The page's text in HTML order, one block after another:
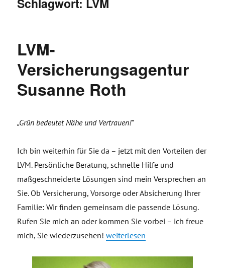
Schlagwort: LVM
LVM-
Versicherungsagentur
Susanne Roth
„Grün bedeutet Nähe und Vertrauen!“
Ich bin weiterhin für Sie da – jetzt mit den Vorteilen der
LVM. Persönliche Beratung, schnelle Hilfe und
maßgeschneiderte Lösungen sind mein Versprechen an
Sie. Ob Versicherung, Vorsorge oder Absicherung Ihrer
Familie: Wir finden gemeinsam die passende Lösung.
Rufen Sie mich an oder kommen Sie vorbei – ich freue
mich, Sie wiederzusehen! „LVM-Versicherungsagentur
weiterlesen